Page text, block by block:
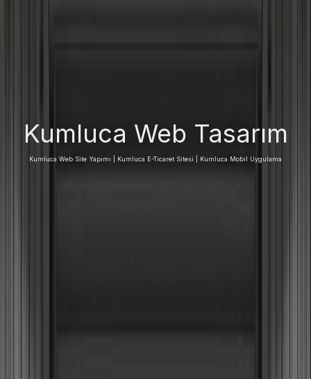
Kumluca Web Tasarım
Kumluca Web Site Yapımı | Kumluca E-Ticaret Sitesi | Kumluca Mobil Uygulama